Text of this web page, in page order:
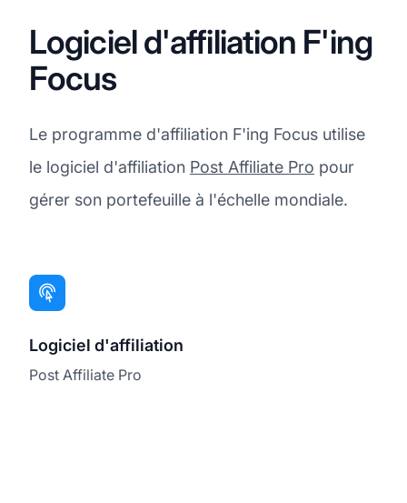
Logiciel d'affiliation F'ing
Focus
Le programme d'affiliation F'ing Focus utilise
le logiciel d'affiliation Post Affiliate Pro pour
gérer son portefeuille à l'échelle mondiale.
Logiciel d'affiliation
Post Affiliate Pro